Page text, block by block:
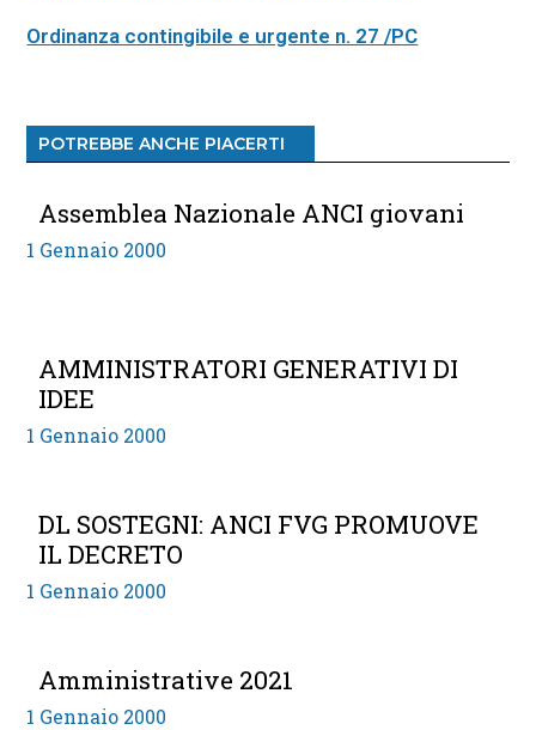
Ordinanza contingibile e urgente n. 27 /PC
POTREBBE ANCHE PIACERTI
Assemblea Nazionale ANCI giovani
1 Gennaio 2000
AMMINISTRATORI GENERATIVI DI
IDEE
1 Gennaio 2000
DL SOSTEGNI: ANCI FVG PROMUOVE
IL DECRETO
1 Gennaio 2000
Amministrative 2021
1 Gennaio 2000